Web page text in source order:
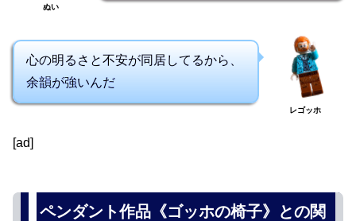
ぬい
心の明るさと不安が同居してるから、
余韻が強いんだ
レゴッホ
[ad]
ペンダント作品《ゴッホの椅子》との関